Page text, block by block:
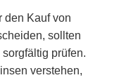
den Kauf von
sollten
prüfen.
verstehen,